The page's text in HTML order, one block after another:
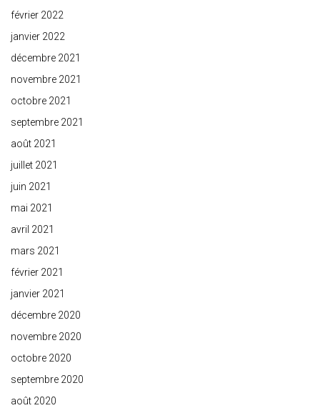
février 2022
janvier 2022
décembre 2021
novembre 2021
octobre 2021
septembre 2021
août 2021
juillet 2021
juin 2021
mai 2021
avril 2021
mars 2021
février 2021
janvier 2021
décembre 2020
novembre 2020
octobre 2020
septembre 2020
août 2020